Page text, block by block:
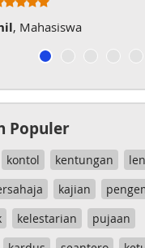
, Mahasiswa
Populer
kontol kentungan
kajian
kelestarian
pujaan